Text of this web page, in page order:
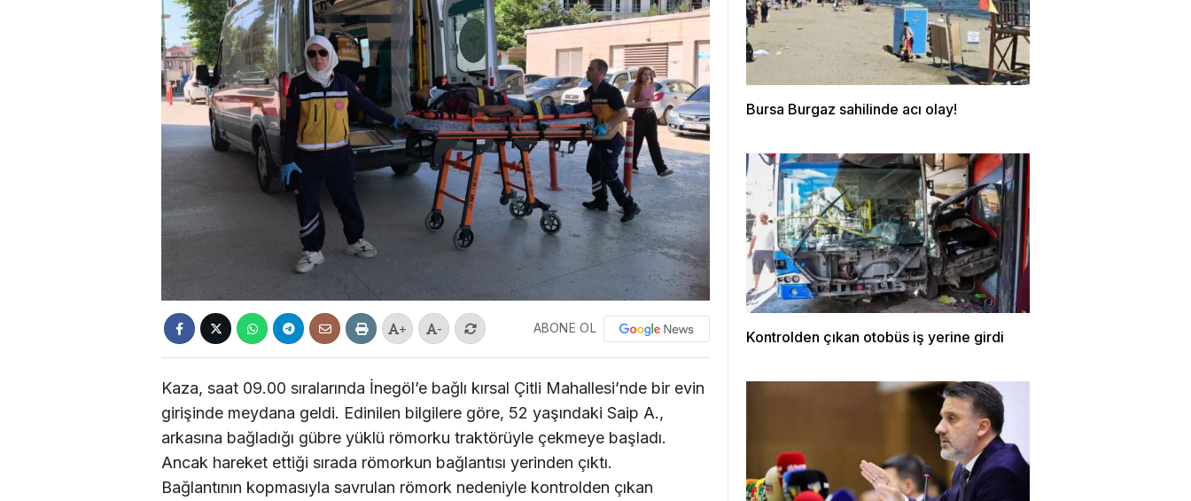
+ - ABONE OL
Kaza, saat 09.00 sıralarında İnegöl’e bağlı kırsal Çitli Mahallesi’nde bir evin
girişinde meydana geldi. Edinilen bilgilere göre, 52 yaşındaki Saip A.,
arkasına bağladığı gübre yüklü römorku traktörüyle çekmeye başladı.
Ancak hareket ettiği sırada römorkun bağlantısı yerinden çıktı.
Bağlantının kopmasıyla savrulan römork nedeniyle kontrolden çıkan
Bursa Burgaz sahilinde acı olay!
Kontrolden çıkan otobüs iş yerine girdi